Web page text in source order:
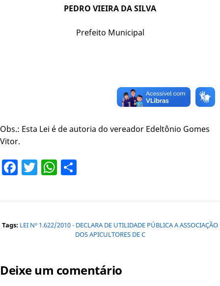
PEDRO VIEIRA DA SILVA
Prefeito Municipal
Obs.: Esta Lei é de autoria do vereador Edeltônio Gomes
Vitor.
Facebook
TwitterWhatsApp
Tags: LEI Nº 1.622/2010 - DECLARA DE UTILIDADE PÚBLICA A ASSOCIAÇÃO
DOS APICULTORES DE C
Deixe um comentário